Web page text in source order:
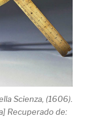
Scienza, (1606).
Recuperado de: